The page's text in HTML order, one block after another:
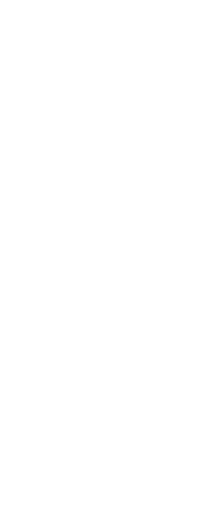
ricevuta o e-
gratuita, a
domande e
d’autore,
how, diritti su
di proprietà
o
e Servizi.
o provider